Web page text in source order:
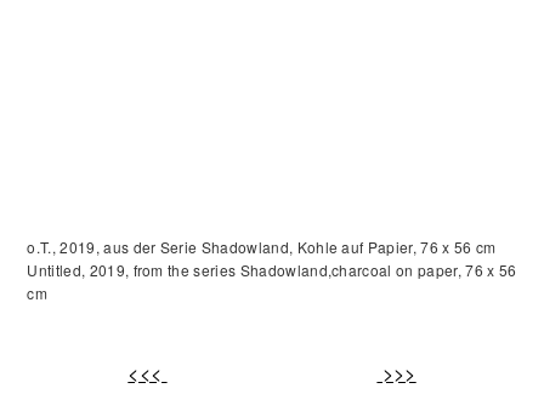
o.T., 2019, aus der Serie Shadowland, Kohle auf Papier, 76 x 56 cm
Untitled, 2019, from the series Shadowland,charcoal on paper, 76 x 56
cm
<<< >>>